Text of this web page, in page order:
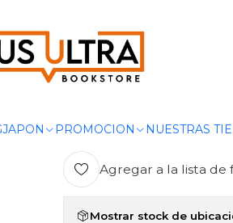
JAPON PROMOCION NUESTRAS
|
NANA 09 -
Cantidad
Agregar a la lista de
Mostrar stock de